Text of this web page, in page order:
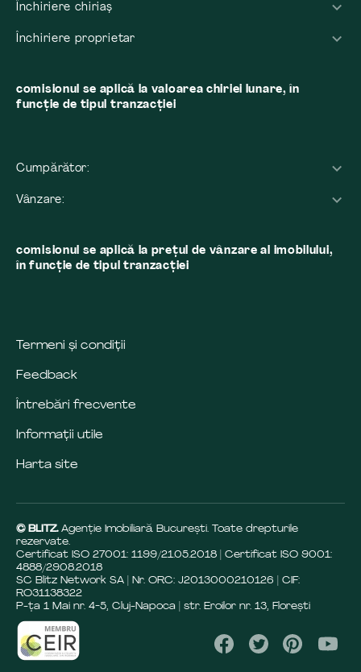
Închiriere chiriaș
Închiriere proprietar
comisionul se aplică la valoarea chiriei lunare, în
funcție de tipul tranzacției
Cumpărător:
Vânzare:
comisionul se aplică la preţul de vânzare al imobilului,
în funcţie de tipul tranzacţiei
Termeni și condiții
Feedback
Întrebări frecvente
Informații utile
Harta site
© BLITZ. Agenție Imobiliară Bucureşti. Toate drepturile
rezervate.
Certificat ISO 27001: 1199/21.05.2018 | Certificat ISO 9001:
4888/29.08.2018
SC Blitz Network SA | Nr. ORC: J2013000210126 | CIF:
RO31138322
P-ța 1 Mai nr. 4-5, Cluj-Napoca | str. Eroilor nr. 13, Florești